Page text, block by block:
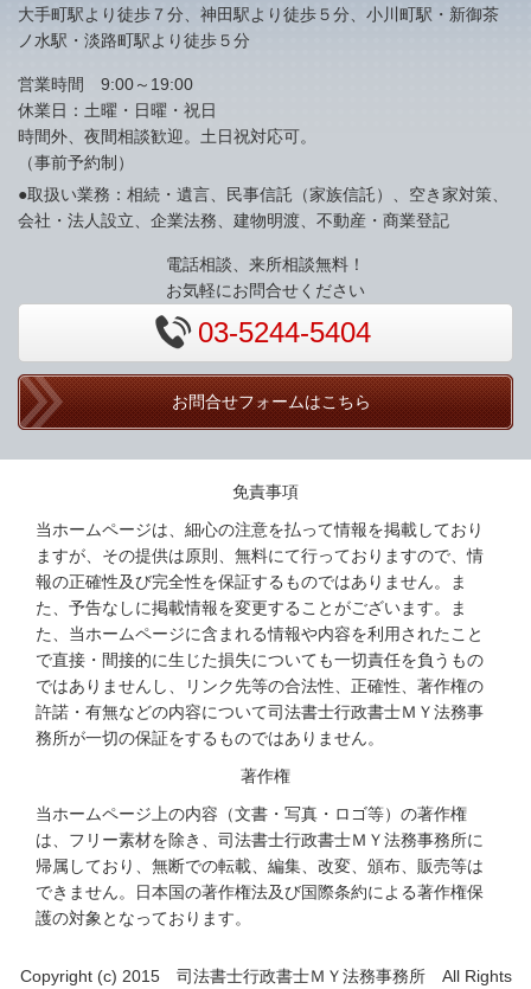
大手町駅より徒歩７分、神田駅より徒歩５分、小川町駅・新御茶
ノ水駅・淡路町駅より徒歩５分
営業時間 9:00～19:00
休業日：土曜・日曜・祝日
時間外、夜間相談歓迎。土日祝対応可。
（事前予約制）
●取扱い業務：相続・遺言、民事信託（家族信託）、空き家対策、
会社・法人設立、企業法務、建物明渡、不動産・商業登記
電話相談、来所相談無料！
お気軽にお問合せください
03-5244-5404
お問合せフォームはこちら
免責事項
当ホームページは、細心の注意を払って情報を掲載しており
ますが、その提供は原則、無料にて行っておりますので、情
報の正確性及び完全性を保証するものではありません。ま
た、予告なしに掲載情報を変更することがございます。ま
た、当ホームページに含まれる情報や内容を利用されたこと
で直接・間接的に生じた損失についても一切責任を負うもの
ではありませんし、リンク先等の合法性、正確性、著作権の
許諾・有無などの内容について司法書士行政書士ＭＹ法務事
務所が一切の保証をするものではありません。
著作権
当ホームページ上の内容（文書・写真・ロゴ等）の著作権
は、フリー素材を除き、司法書士行政書士ＭＹ法務事務所に
帰属しており、無断での転載、編集、改変、頒布、販売等は
できません。日本国の著作権法及び国際条約による著作権保
護の対象となっております。
Copyright (c) 2015 司法書士行政書士ＭＹ法務事務所 All Rights